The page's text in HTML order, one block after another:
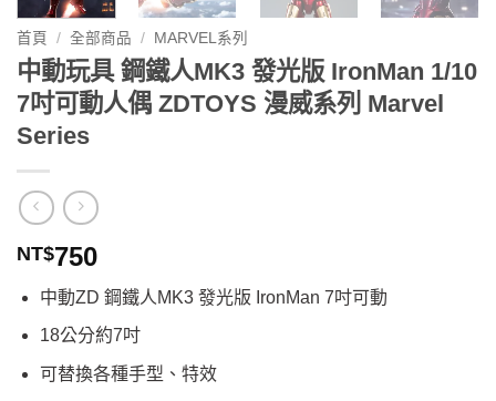
首頁 / 全部商品 / MARVEL系列
中動玩具 鋼鐵人MK3 發光版 IronMan 1/10
7吋可動人偶 ZDTOYS 漫威系列 Marvel
Series
NT$750
中動ZD 鋼鐵人MK3 發光版 IronMan 7吋可動
18公分約7吋
可替換各種手型、特效